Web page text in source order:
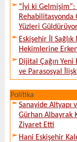
“İyi ki
Rehabilitasyonda
Yüzleri
Eskişehir İl
Hekimlerine
Dijital Çağın Yeni
ve Parasosyal
Politika
Sanayide Altyapı
Gürhan Albayrak
Ziyaret Etti
Hani Eskişehir